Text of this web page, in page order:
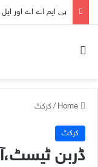
/کرکٹ
کرکٹ
ڈربن